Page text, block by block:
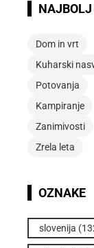
Dom in vrt
Kuharski
Potovanja
Kampiranje
Zanimivosti
Zrela leta
OZNAKE
slovenija